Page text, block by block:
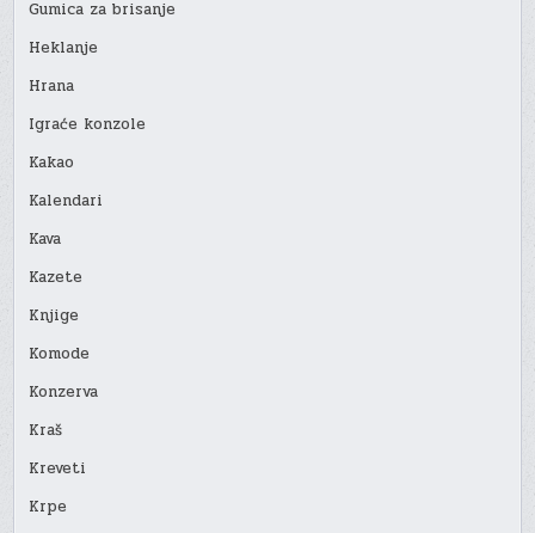
Gumica za brisanje
Heklanje
Hrana
Igraće konzole
Kakao
Kalendari
Kava
Kazete
Knjige
Komode
Konzerva
Kraš
Kreveti
Krpe